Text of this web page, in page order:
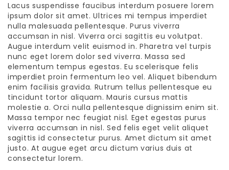
Lacus suspendisse faucibus interdum posuere lorem
ipsum dolor sit amet. Ultrices mi tempus imperdiet
nulla malesuada pellentesque. Purus viverra
accumsan in nisl. Viverra orci sagittis eu volutpat.
Augue interdum velit euismod in. Pharetra vel turpis
nunc eget lorem dolor sed viverra. Massa sed
elementum tempus egestas. Eu scelerisque felis
imperdiet proin fermentum leo vel. Aliquet bibendum
enim facilisis gravida. Rutrum tellus pellentesque eu
tincidunt tortor aliquam. Mauris cursus mattis
molestie a. Orci nulla pellentesque dignissim enim sit.
Massa tempor nec feugiat nisl. Eget egestas purus
viverra accumsan in nisl. Sed felis eget velit aliquet
sagittis id consectetur purus. Amet dictum sit amet
justo. At augue eget arcu dictum varius duis at
consectetur lorem.